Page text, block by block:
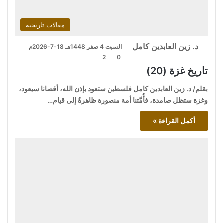
مقالات تاريخية
د. زين العابدين كامل
السبت 4 صفر 1448هـ 18-7-2026م
0
2
تاريخ غزة (20)
بقلم/ د. زين العابدين كامل فلسطين ستعود بإذن الله، أقصانا سيعود،
وغزة ستظل صامدة، فأُمَّتنا أمة منصورة ظاهرةٌ إلى قيام…
أكمل القراءة »